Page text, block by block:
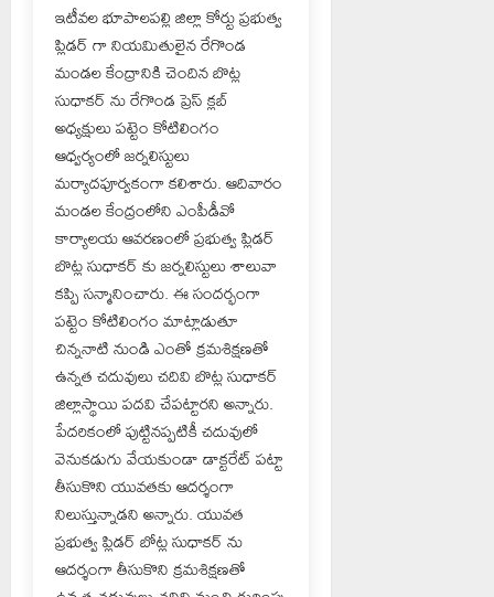
ఇటీవల భూపాలపల్లి జిల్లా కోర్టు ప్రభుత్వ
ప్లిడర్ గా నియమితులైన రేగొండ
మండల కేంద్రానికి చెందిన బొట్ల
సుధాకర్ ను రేగొండ ప్రెస్ క్లబ్
అధ్యక్షులు పట్టెం కోటిలింగం
ఆధ్వర్యంలో జర్నలిస్టులు
మర్యాదపూర్వకంగా కలిశారు. ఆదివారం
మండల కేంద్రంలోని ఎంపీడీవో
కార్యాలయ ఆవరణంలో ప్రభుత్వ ప్లిడర్
బొట్ల సుధాకర్ కు జర్నలిస్టులు శాలువా
కప్పి సన్మానించారు. ఈ సందర్భంగా
పట్టెం కోటిలింగం మాట్లాడుతూ
చిన్ననాటి నుండి ఎంతో క్రమశిక్షణతో
ఉన్నత చదువులు చదివి బొట్ల సుధాకర్
జిల్లాస్థాయి పదవి చేపట్టారని అన్నారు.
పేదరికంలో పుట్టినప్పటికీ చదువులో
వెనుకడుగు వేయకుండా డాక్టరేట్ పట్టా
తీసుకొని యువతకు ఆదర్శంగా
నిలుస్తున్నాడని అన్నారు. యువత
ప్రభుత్వ ప్లిడర్ బోట్ల సుధాకర్ ను
ఆదర్శంగా తీసుకొని క్రమశిక్షణతో